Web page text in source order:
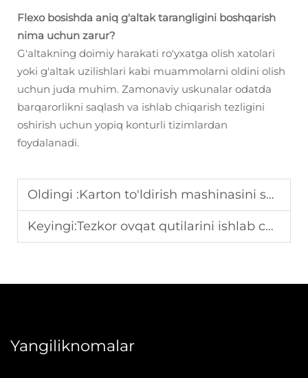
Flexo bosishda aniq g'altak tarangligini boshqarish
nima uchun zarur?
G'altakning doimiy harakati ro'yxatga olish xatolari
yoki g'altak uzilishlari kabi muammolarni oldini olish
uchun juda muhim. Zamonaviy uskunalar odatda
barqarorlikni saqlash va ishlab chiqarish tezligini
oshirish uchun yopiq konturli tizimlardan
foydalanadi.
Oldingi :Karton to'ldirish mashinasini sotib olishda hisobga olinadigan asosiy omillar
Keyingi:Tezkor ovqat qutilarini ishlab chiqarish mashinalari uchun qanday materiallar eng yaxshi ishlaydi
Yangiliknomalar